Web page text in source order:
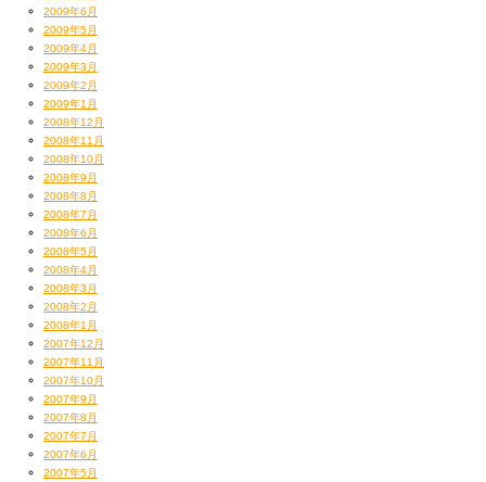
2009年6月
2009年5月
2009年4月
2009年3月
2009年2月
2009年1月
2008年12月
2008年11月
2008年10月
2008年9月
2008年8月
2008年7月
2008年6月
2008年5月
2008年4月
2008年3月
2008年2月
2008年1月
2007年12月
2007年11月
2007年10月
2007年9月
2007年8月
2007年7月
2007年6月
2007年5月